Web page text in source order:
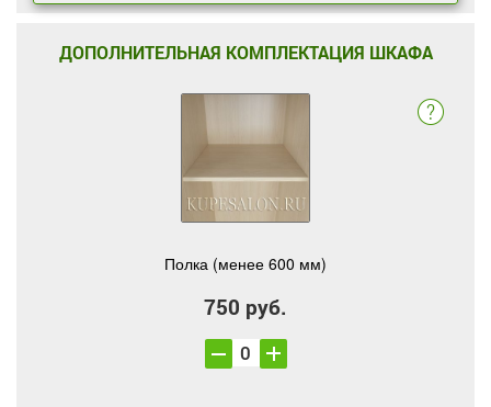
ДОПОЛНИТЕЛЬНАЯ КОМПЛЕКТАЦИЯ ШКАФА
Полка (менее 600 мм)
750 руб.